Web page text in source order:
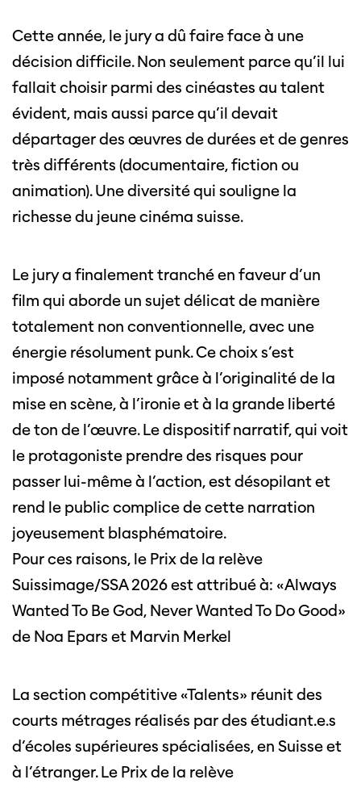
Cette page ne s'affiche pas de manière
optimale avec Internet Explorer. Veuillez
utiliser un autre navigateur.
Cette année, le jury a dû faire face à une
décision difficile. Non seulement parce qu’il lui
fallait choisir parmi des cinéastes au talent
évident, mais aussi parce qu’il devait
départager des œuvres de durées et de genres
très différents (documentaire, fiction ou
animation). Une diversité qui souligne la
richesse du jeune cinéma suisse.
Le jury a finalement tranché en faveur d’un
film qui aborde un sujet délicat de manière
totalement non conventionnelle, avec une
énergie résolument punk. Ce choix s’est
imposé notamment grâce à l’originalité de la
mise en scène, à l’ironie et à la grande liberté
de ton de l’œuvre. Le dispositif narratif, qui voit
le protagoniste prendre des risques pour
passer lui-même à l’action, est désopilant et
rend le public complice de cette narration
joyeusement blasphématoire.
Pour ces raisons, le Prix de la relève
Suissimage/SSA 2026 est attribué à: «Always
Wanted To Be God, Never Wanted To Do Good»
de Noa Epars et Marvin Merkel
La section compétitive «Talents» réunit des
courts métrages réalisés par des étudiant.e.s
d’écoles supérieures spécialisées, en Suisse et
à l’étranger. Le Prix de la relève